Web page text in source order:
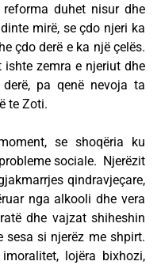
duhet nisur dhe
mirë, se çdo njeri ka
çdo derë e ka një çelës.
ishte zemra e njeriut dhe
pa qenë nevoja ta
te Zoti.
se shoqëria ku
sociale. Njerëzit
qindravjeçare,
nga alkooli dhe vera
dhe vajzat shiheshin
sesa si njerëz me shpirt.
lojëra bixhozi,